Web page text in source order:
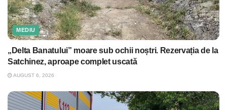
MEDIU
„Delta Banatului” moare sub ochii noștri. Rezervația de la
Satchinez, aproape complet uscată
AUGUST 6, 2026